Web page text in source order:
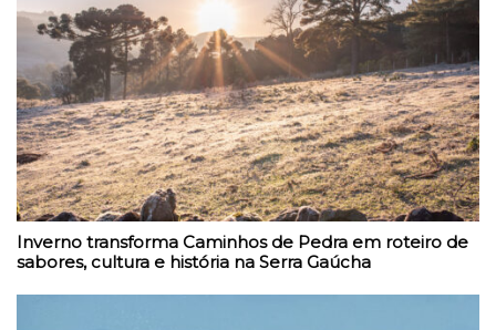
Inverno transforma Caminhos de Pedra em roteiro de
sabores, cultura e história na Serra Gaúcha